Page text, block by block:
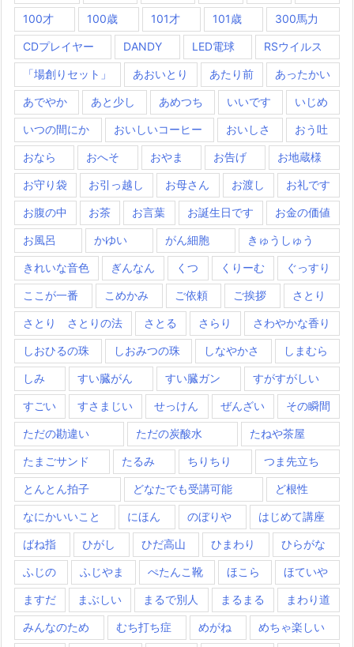
100才 100歳 101才 101歳 300馬力
CDプレイヤー DANDY LED電球 RSウイルス
「場創りセット」 あおいとり あたり前 あったかい
あでやか あと少し あめつち いいです いじめ
いつの間にか おいしいコーヒー おいしさ おう吐
おなら おへそ おやま お告げ お地蔵様
お守り袋 お引っ越し お母さん お渡し お礼です
お腹の中 お茶 お言葉 お誕生日です お金の価値
お風呂 かゆい がん細胞 きゅうしゅう
きれいな音色 ぎんなん くつ くりーむ ぐっすり
ここが一番 こめかみ ご依頼 ご挨拶 さとり
さとり さとりの法 さとる さらり さわやかな香り
しおひるの珠 しおみつの珠 しなやかさ しまむら
しみ すい臓がん すい臓ガン すがすがしい
すごい すさまじい せっけん ぜんざい その瞬間
ただの勘違い ただの炭酸水 たねや茶屋
たまごサンド たるみ ちりちり つま先立ち
とんとん拍子 どなたでも受講可能 ど根性
なにかいいこと にほん のぼりや はじめて講座
ばね指 ひがし ひだ高山 ひまわり ひらがな
ふじの ふじやま ぺたんこ靴 ほこら ほていや
ますだ まぶしい まるで別人 まるまる まわり道
みんなのため むち打ち症 めがね めちゃ楽しい